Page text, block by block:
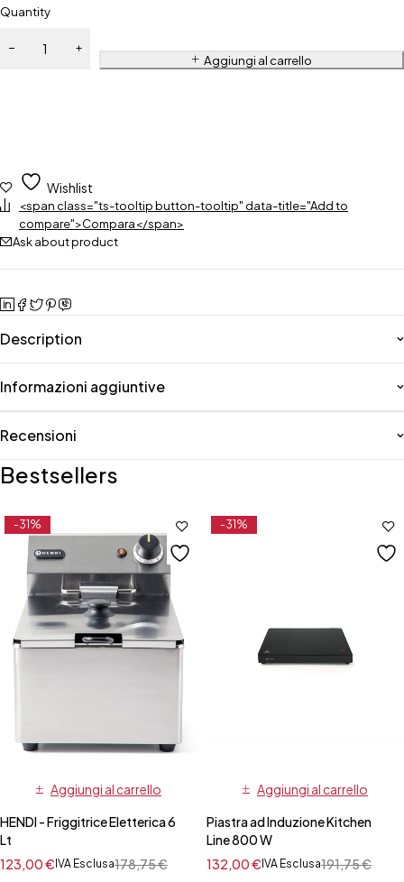
Quantity
Aggiungi al carrello
Wishlist
<span class="ts-tooltip button-tooltip" data-title="Add to
compare">Compara</span>
Ask about product
Description
Informazioni aggiuntive
Recensioni
Bestsellers
-31%
Aggiungi al carrello
HENDI - Friggitrice Eletterica 6
Lt
178,75€
123,00€ IVA Esclusa
-31%
Aggiungi al carrello
Piastra ad Induzione Kitchen
Line 800 W
191,75€
132,00€ IVA Esclusa